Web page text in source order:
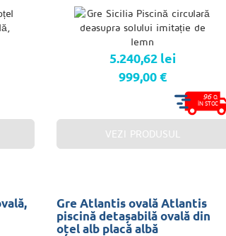
5.240,62 lei
999,00 €
96 O.
ÎN STOC
VEZI PRODUSUL
Gre Atlantis ovală Atlantis
piscină detașabilă ovală din
oțel alb placă albă